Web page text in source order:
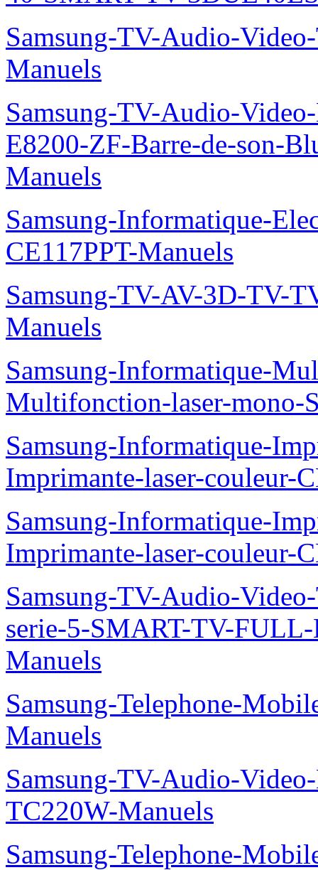
Samsung-TV-Audio-
Manuels
Samsung-TV-Audio-
E8200-ZF-Barre-de-son-
Manuels
Samsung-Informatique-
CE117PPT-Manuels
Samsung-TV-AV-3D-TV-
Manuels
Samsung-Informatique-
Multifonction-laser-mono-
Samsung-Informatique-
Imprimante-laser-couleur-
Samsung-Informatique-
Imprimante-laser-couleur-
Samsung-TV-Audio-
serie-5-SMART-TV-
Manuels
Samsung-Telephone-
Manuels
Samsung-TV-Audio-
TC220W-Manuels
Samsung-Telephone-